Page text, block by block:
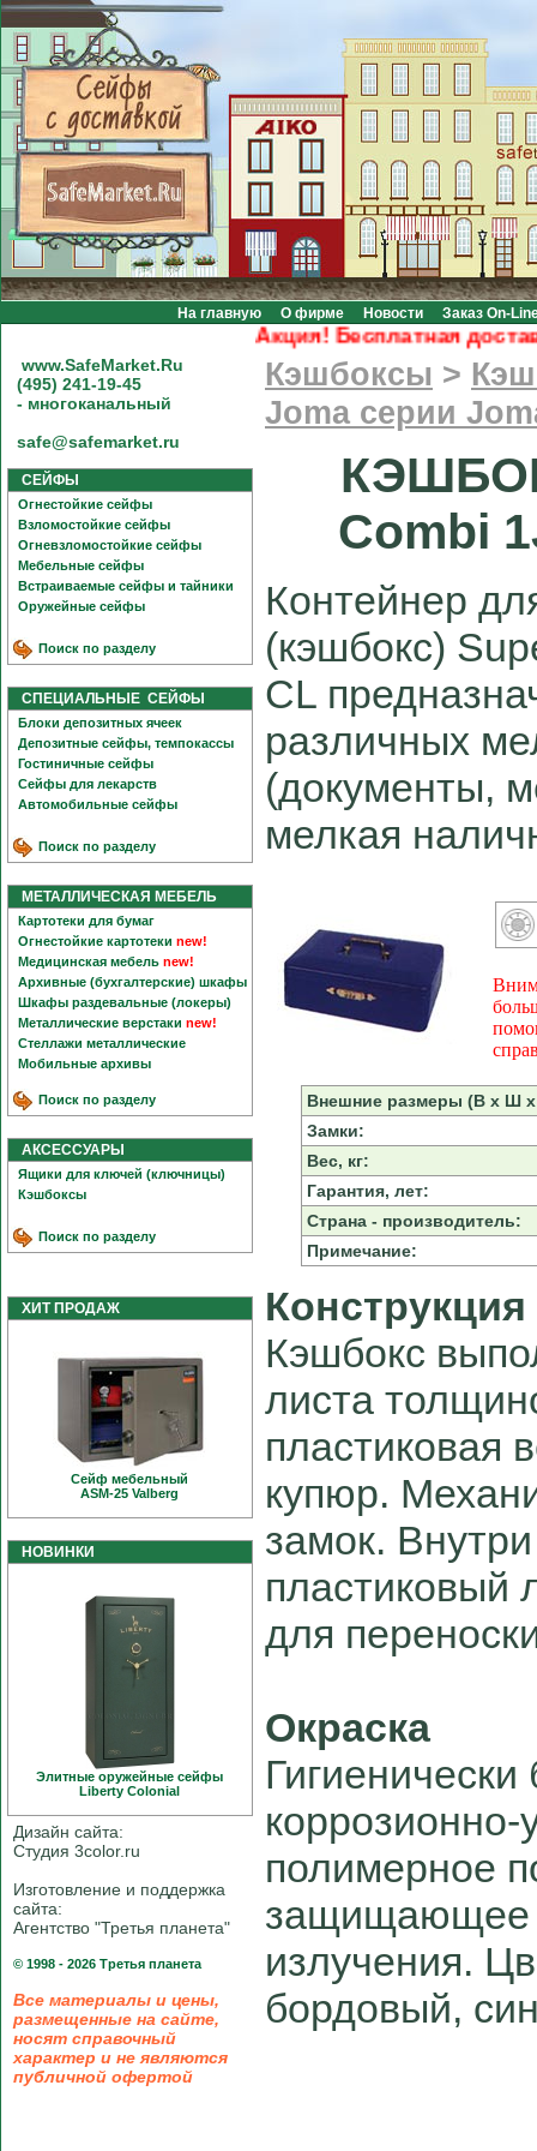
На главную О фирме Новости Заказ On-
Акция! Бесплатная
www.SafeMarket.Ru
(495) 241-19-45
- многоканальный
safe@safemarket.ru
СЕЙФЫ
Огнестойкие сейфы
Взломостойкие сейфы
Огневзломостойкие сейфы
Мебельные сейфы
Встраиваемые сейфы и тайники
Оружейные сейфы
Поиск по разделу
СПЕЦИАЛЬНЫЕ СЕЙФЫ
Блоки депозитных ячеек
Депозитные сейфы, темпокассы
Гостиничные сейфы
Сейфы для лекарств
Автомобильные сейфы
Поиск по разделу
МЕТАЛЛИЧЕСКАЯ МЕБЕЛЬ
Картотеки для бумаг
Огнестойкие картотеки new!
Медицинская мебель new!
Архивные (бухгалтерские) шкафы
Шкафы раздевальные (локеры)
Металлические верстаки new!
Стеллажи металлические
Мобильные архивы
Поиск по разделу
АКСЕССУАРЫ
Ящики для ключей (ключницы)
Кэшбоксы
Поиск по разделу
ХИТ ПРОДАЖ
Сейф мебельный
ASM-25 Valberg
НОВИНКИ
Элитные оружейные сейфы
Liberty Colonial
Дизайн сайта:
Студия 3color.ru
Изготовление и поддержка
сайта:
Агентство "Третья планета"
© 1998 - 2026 Третья планета
Все материалы и цены,
размещенные на сайте,
носят справочный
характер и не являются
публичной офертой
Кэшбоксы >
Joma серии
Combi
Контейнер
(кэшбокс)
CL
различных
(документы,
мелкая
Внешние размеры (В х Ш
Замки:
Вес, кг:
Гарантия, лет:
Страна - производитель:
Примечание:
Конструкция
Кэшбокс
листа
пластиковая
купюр.
замок.
пластиковый
для
Окраска
коррозионно-
полимерное
защищающее
излучения.
бордовый,